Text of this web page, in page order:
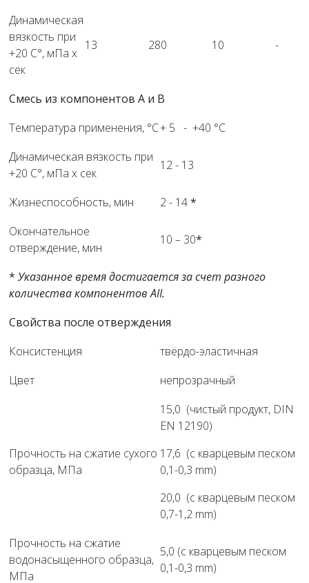
Динамическая
вязкость при
+20 С°, мПа х
сек
13 280 10 -
Смесь из компонентов А и В
Температура применения, °C+ 5 - +40 °C
Динамическая вязкость при
+20 С°, мПа х сек
12 - 13
Жизнеспособность, мин 2 - 14*
Окончательное
отверждение, мин
10 – 30*
* Указанное время достигается за счет разного
количества компонентов AII.
Свойства после отверждения
Консистенция
твёрдо-эластичная
Цвет
непрозрачный
Прочность на сжатие сухого
образца, МПа
15,0 (чистый продукт, DIN
EN 12190)
17,6 (с кварцевым песком
0,1-0,3 mm)
20,0 (с кварцевым песком
0,7-1,2 mm)
Прочность на сжатие
водонасыщенного образца,
МПа
5,0 (с кварцевым песком
0,1-0,3 mm)